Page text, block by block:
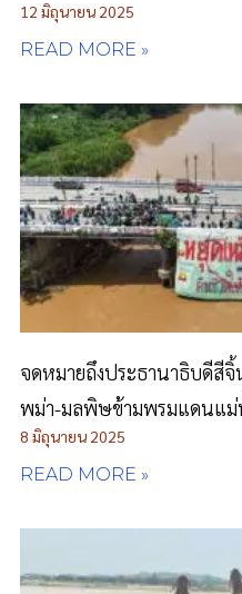
12 มิถุนายน 2025
READ MORE »
จดหมายถึงประธานาธิบดีสี
พม่า-มลพิษข้ามพรมแดนแม่น้
8 มิถุนายน 2025
READ MORE »